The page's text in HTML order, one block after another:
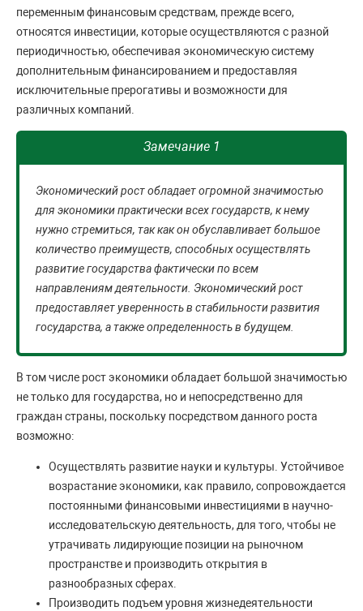
переменным финансовым средствам, прежде всего,
относятся инвестиции, которые осуществляются с разной
периодичностью, обеспечивая экономическую систему
дополнительным финансированием и предоставляя
исключительные прерогативы и возможности для
различных компаний.
Замечание 1
Экономический рост обладает огромной значимостью
для экономики практически всех государств, к нему
нужно стремиться, так как он обуславливает большое
количество преимуществ, способных осуществлять
развитие государства фактически по всем
направлениям деятельности. Экономический рост
предоставляет уверенность в стабильности развития
государства, а также определенность в будущем.
В том числе рост экономики обладает большой значимостью
не только для государства, но и непосредственно для
граждан страны, поскольку посредством данного роста
возможно:
Осуществлять развитие науки и культуры. Устойчивое
возрастание экономики, как правило, сопровождается
постоянными финансовыми инвестициями в научно-
исследовательскую деятельность, для того, чтобы не
утрачивать лидирующие позиции на рыночном
пространстве и производить открытия в
разнообразных сферах.
Производить подъем уровня жизнедеятельности